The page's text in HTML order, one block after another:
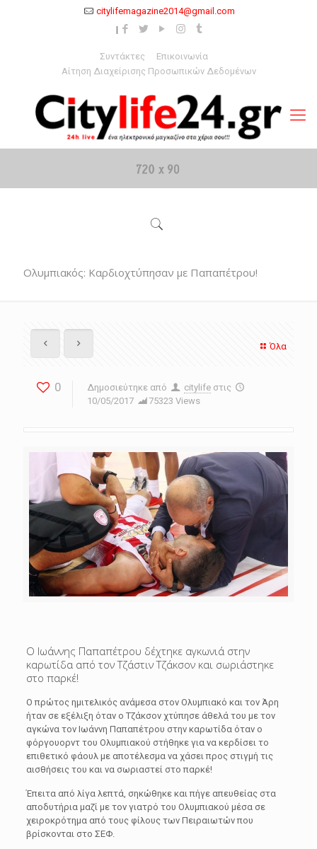
citylifemagazine2014@gmail.com
Συντάκτες
Επικοινωνία
Αίτηση Διαχείρισης Προσωπικών Δεδομένων
Ολυμπιακός: Καρδιοχτύπησαν με Παπαπέτρου!
Όλα
0 Δημοσιεύτηκε από citylife στις
10/05/2017
75323 Views
Ο Ιωάννης Παπαπέτρου δέχτηκε αγκωνιά στην
καρωτίδα από τον Τζάστιν Τζάκσον και σωριάστηκε
στο παρκέ!
Ο πρώτος ημιτελικός ανάμεσα στον Ολυμπιακό και τον Άρη
ήταν σε εξέλιξη όταν ο Τζάκσον χτύπησε άθελά του με τον
αγκώνα τον Ιωάννη Παπαπέτρου στην καρωτίδα όταν ο
φόργουορντ του Ολυμπιακού στήθηκε για να κερδίσει το
επιθετικό φάουλ με αποτέλεσμα να χάσει προς στιγμή τις
αισθήσεις του και να σωριαστεί στο παρκέ!
Έπειτα από λίγα λεπτά, σηκώθηκε και πήγε απευθείας στα
αποδυτήρια μαζί με τον γιατρό του Ολυμπιακού μέσα σε
χειροκρότημα από τους φίλους των Πειραιωτών που
βρίσκονται στο ΣΕΦ.